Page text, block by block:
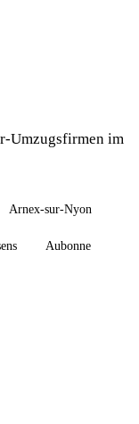
Umzugsfirmen im
Arnex-sur-Nyon
Aubonne